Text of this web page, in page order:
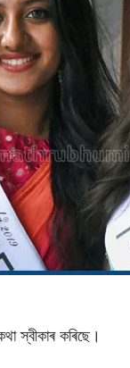
স্বীকাৰ কৰিছে।